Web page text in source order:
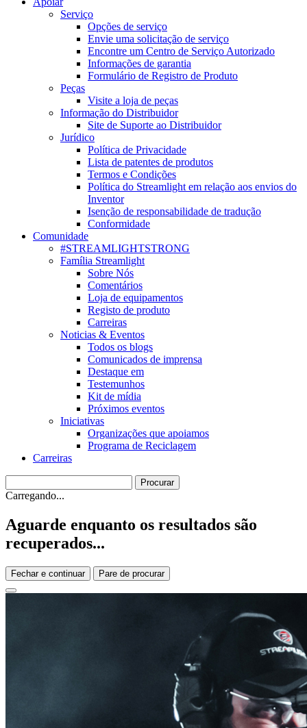
Serviço
Opções de serviço
Envie uma solicitação de serviço
Encontre um Centro de Serviço Autorizado
Informações de garantia
Formulário de Registro de Produto
Peças
Visite a loja de peças
Informação do Distribuidor
Site de Suporte ao Distribuidor
Jurídico
Política de Privacidade
Lista de patentes de produtos
Termos e Condições
Política do Streamlight em relação aos envios do
Inventor
Isenção de responsabilidade de tradução
Conformidade
Comunidade
#STREAMLIGHTSTRONG
Família Streamlight
Sobre Nós
Comentários
Loja de equipamentos
Registo de produto
Carreiras
Noticias & Eventos
Todos os blogs
Comunicados de imprensa
Destaque em
Testemunhos
Kit de mídia
Próximos eventos
Iniciativas
Organizações que apoiamos
Programa de Reciclagem
Carreiras
Carregando...
Aguarde enquanto os resultados são
recuperados...
Fechar e continuar Pare de procurar